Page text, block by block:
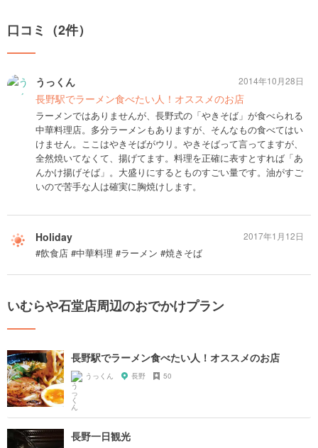
口コミ（2件）
うっくん
長野駅でラーメン食べたい人！オススメのお店
ラーメンではありませんが、長野式の「やきそば」が食べられる
中華料理店。多分ラーメンもありますが、そんなもの食べてはい
けません。ここはやきそばがウリ。やきそばって言ってますが、
全然焼いてなくて、揚げてます。料理を正確に表すとすれば「あ
んかけ揚げそば」。大盛りにするとものすごい量です。油がすご
いので苦手な人は確実に胸焼けします。
2014年10月28日
Holiday
#飲食店 #中華料理 #ラーメン #焼きそば
2017年1月12日
いむらや石堂店周辺のおでかけプラン
長野駅でラーメン食べたい人！オススメのお店
うっくん 長野 50
長野一日観光